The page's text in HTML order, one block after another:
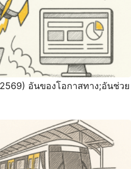
อันของโอกาสทาง;อันช่วย